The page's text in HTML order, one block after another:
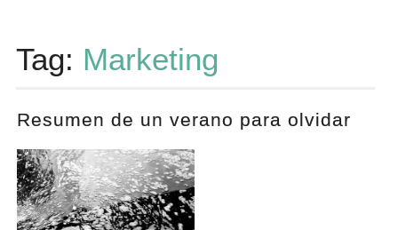
Andrés Vázquez de Sola
Tag: Marketing
Resumen de un verano para olvidar